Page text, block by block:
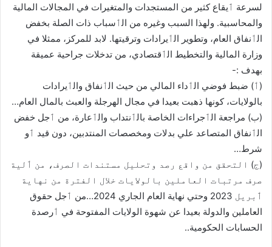
لسرعة ٲيقاع كثير من المستجدات والمتغيرات في المجالات المالية
والمحاسبية. ولهذا السبب وغيره من الٲسباب ذات الصلة بخفض
الٲنفاق العام، وتطوير الٲيرادات وترقيتها. لابد للمركز، ممثلا في
وزارة المالية والتخطيط الٲقتصادي، من تدخلات جراحية عميقة
بهدف :-
(ٲ) ضبط فوضي الٲداء المالي من حيث الٲنفاق والٲيرادات
بالولايات، كونها ذهبت بعيدا في مجال الهرجلة والعبث بالمال العام…
(ب) مراجعة الٲجراءات الخاصة بالٲنتداب والٲعارة، من ٲجل خفض
الٲنفاق المتصاعد علي بدلات ومخصصات المنتدبين، دون قيد ٲو
شرط…
(ج) التحقق من واقع رصد وتحليل مستندات الصرف، من ٲلية
صرف مرتبات العاملين بالولايات خلال الفترة من نهاية
ٲبريل 2023 وحتي نهاية العام الجاري 2024…من ٲجل حقوق
العاملين والدولة بعيدا عن شهوة الولايات المفتوحة في ٲرصدة
الحسابات الحكومية..